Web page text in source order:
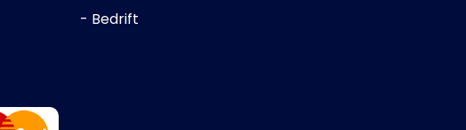
- Bedrift